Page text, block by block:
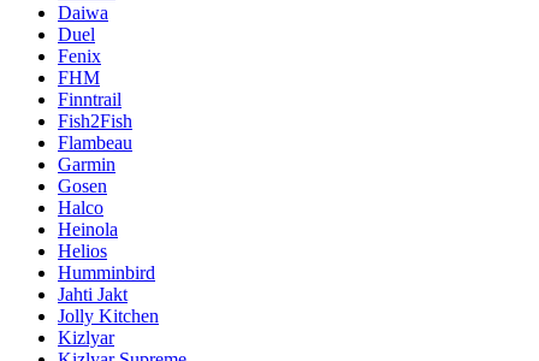
Daiwa
Duel
Fenix
FHM
Finntrail
Fish2Fish
Flambeau
Garmin
Gosen
Halco
Heinola
Helios
Humminbird
Jahti Jakt
Jolly Kitchen
Kizlyar